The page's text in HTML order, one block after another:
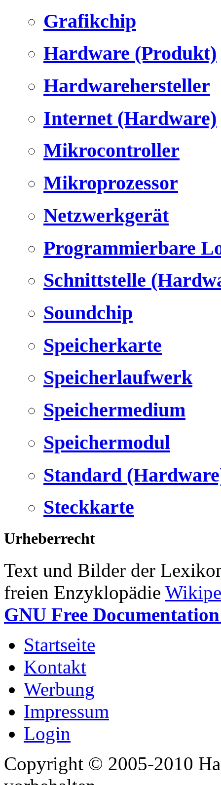
Grafikchip
Hardware (Produkt)
Hardwarehersteller
Internet (Hardware)
Mikrocontroller
Mikroprozessor
Netzwerkgerät
Programmierbare
Schnittstelle
Soundchip
Speicherkarte
Speicherlaufwerk
Speichermedium
Speichermodul
Standard
Steckkarte
Urheberrecht
Text und Bilder der
freien Enzyklopädie
GNU Free
Startseite
Kontakt
Werbung
Impressum
Login
Copyright © 2005-2010